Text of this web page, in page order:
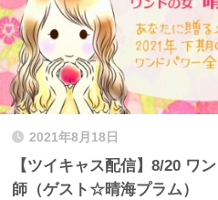
2021年8月18日
【ツイキャス配信】8/20 ワ
師（ゲスト☆晴海プラム）